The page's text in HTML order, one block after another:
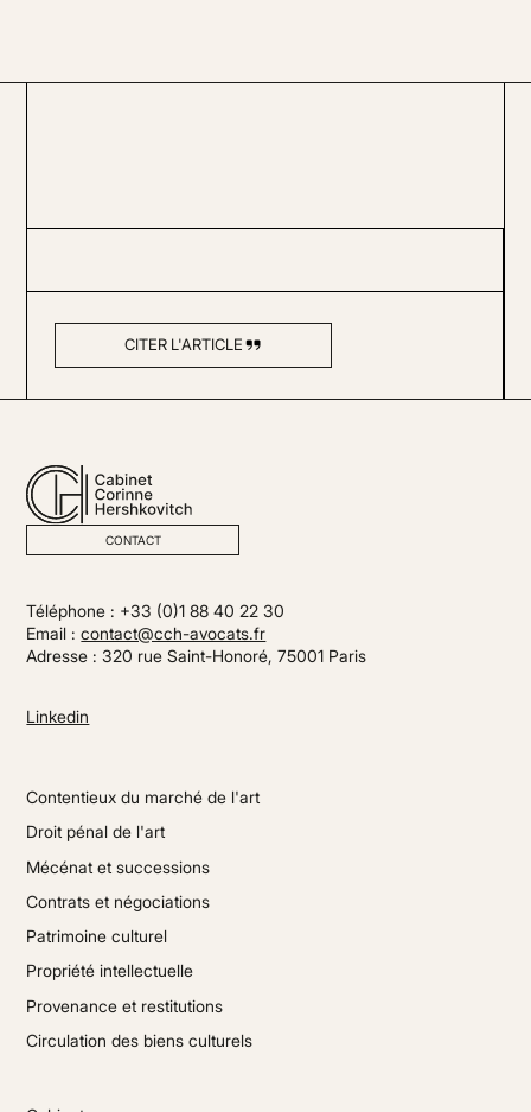
CITER L'ARTICLE
CONTACT
Téléphone : +33 (0)1 88 40 22 30
Email :contact@cch-avocats.fr
Adresse : 320 rue Saint-Honoré, 75001 Paris
Linkedin
Contentieux du marché de l'art
Droit pénal de l'art
Mécénat et successions
Contrats et négociations
Patrimoine culturel
Propriété intellectuelle
Provenance et restitutions
Circulation des biens culturels